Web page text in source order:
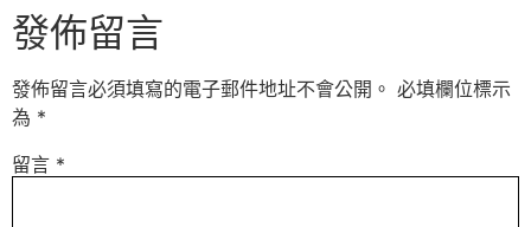
發佈留言
發佈留言必須填寫的電子郵件地址不會公開。 必填欄位標示
為 *
留言 *